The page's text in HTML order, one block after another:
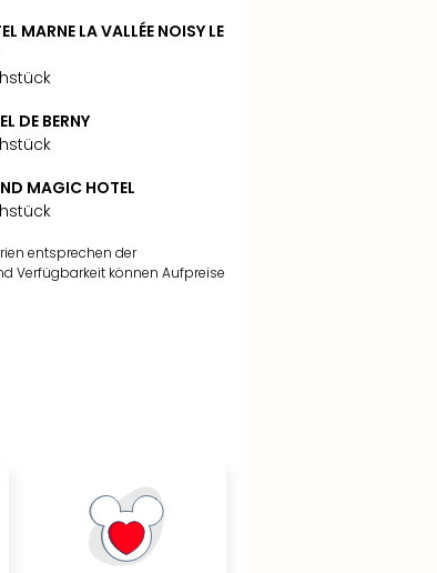
MARNE LA VALLÉE NOISY LE
DE BERNY
MAGIC HOTEL
entsprechen der
Verfügbarkeit können Aufpreise